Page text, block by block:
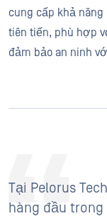
cung cấp khả
tiên tiến, phù hợp
đảm bảo an ninh
Tại Pelorus
hàng đầu